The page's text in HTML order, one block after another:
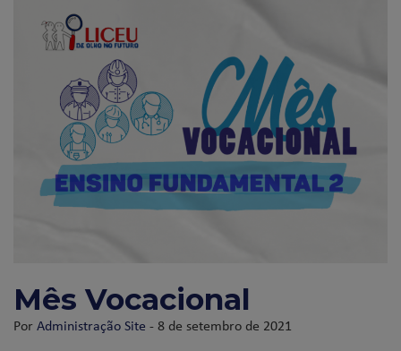
Mês Vocacional
PorAdministração Site - 8 de setembro de 2021